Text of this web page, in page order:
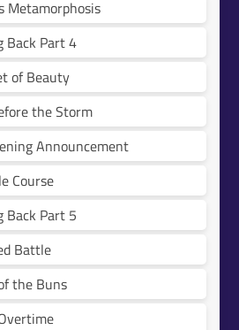
Metamorphosis
Back Part 4
of Beauty
the Storm
Announcement
Course
Back Part 5
Battle
the Buns